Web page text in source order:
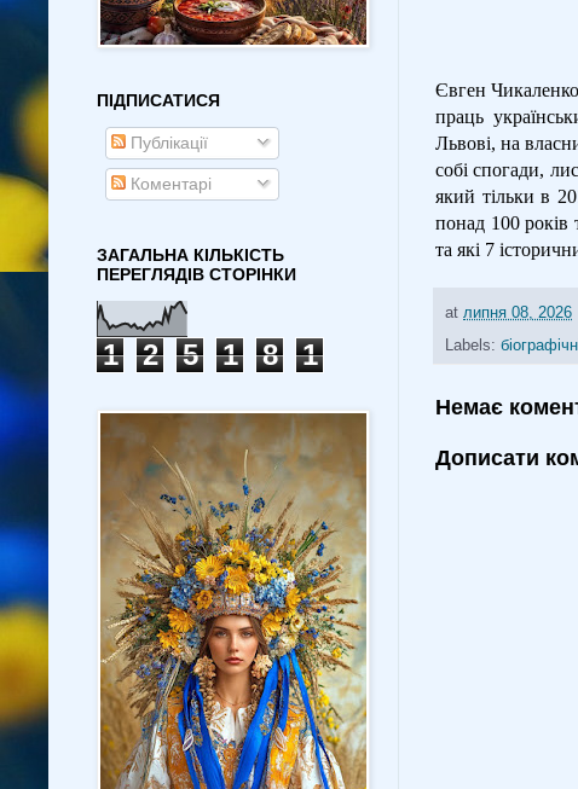
Євген
праць
Львові, на
собі спогади,
який тільки в
понад 100
та які 7
at липня 08, 2026
Labels:
Немає
Дописати
ПІДПИСАТИСЯ
Публікації
Коментарі
ЗАГАЛЬНА КІЛЬКІСТЬ
ПЕРЕГЛЯДІВ СТОРІНКИ
1 2 5 1 8 1